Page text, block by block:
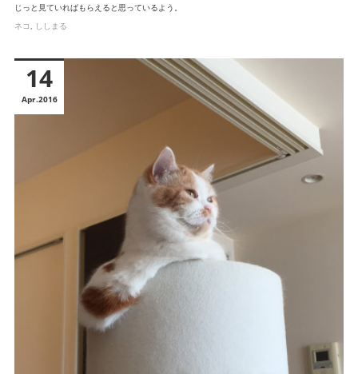
じっと見ていればもらえると思っているよう。
ネコ ししまる
14
Apr 2016